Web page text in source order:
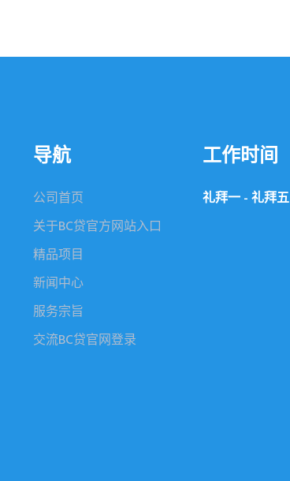
导航
公司首页
关于BC贷官方网站入口
精品项目
新闻中心
服务宗旨
交流BC贷官网登录
工作时间
礼拜一 - 礼拜五